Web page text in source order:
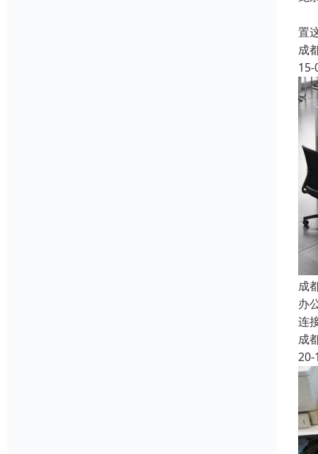
置
成
15-
成
办
连
成
20-